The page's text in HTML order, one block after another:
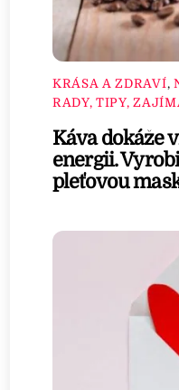
KRÁSA A ZDRAVÍ,
RADY, TIPY,
Káva dokáže
energii.
pleťovou